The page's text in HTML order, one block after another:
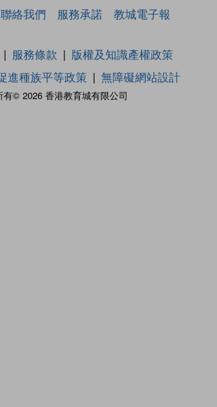
聯絡我們 服務承諾 教城電子報
有© 2026 香港教育城有限公司
服務條款
版權及知識產權政策
進種族平等政策 無障礙網站設計